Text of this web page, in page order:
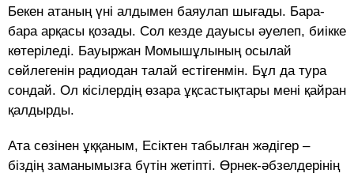
Бекен атаның үні алдымен баяулап шығады. Бара-
бара ар­қасы қозады. Сол кезде дауы­сы әуе­леп, биікке
көтеріледі. Ба­уыр­­­жан Момышұлының осылай
сөйлегенін радиодан талай есті­генмін. Бұл да тура
сондай. Ол кісілердің өзара ұқсастықтары мені қайран
қалдырды.
Ата сөзінен ұққаным, Есіктен табылған жәдігер –
біздің заманы­мызға бүтін жетіпті. Өрнек-әб­зел­дерінің